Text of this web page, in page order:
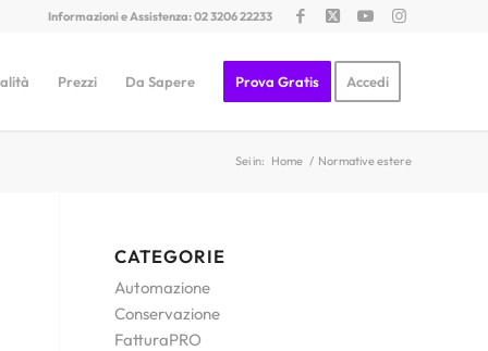
Informazioni e Assistenza: 02 3206 22233
Prezzi Da Sapere Prova Gratis Accedi
Sei in: Home / Normative estere
CATEGORIE
Automazione
Conservazione
FatturaPRO